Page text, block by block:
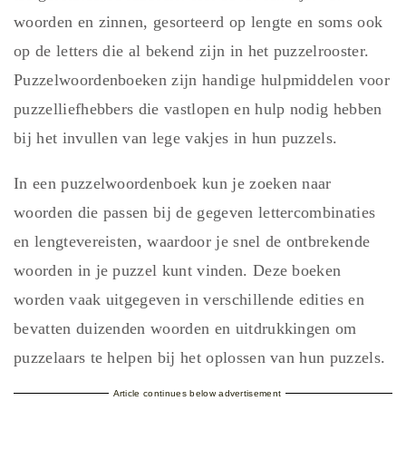
woorden en zinnen, gesorteerd op lengte en soms ook
op de letters die al bekend zijn in het puzzelrooster.
Puzzelwoordenboeken zijn handige hulpmiddelen voor
puzzelliefhebbers die vastlopen en hulp nodig hebben
bij het invullen van lege vakjes in hun puzzels.
In een puzzelwoordenboek kun je zoeken naar
woorden die passen bij de gegeven lettercombinaties
en lengtevereisten, waardoor je snel de ontbrekende
woorden in je puzzel kunt vinden. Deze boeken
worden vaak uitgegeven in verschillende edities en
bevatten duizenden woorden en uitdrukkingen om
puzzelaars te helpen bij het oplossen van hun puzzels.
Article continues below advertisement